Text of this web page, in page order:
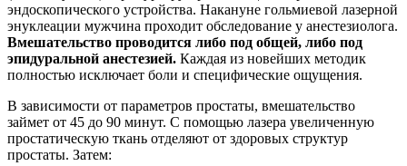
эндоскопического устройства. Накануне гольмиевой лазерной
энуклеации мужчина проходит обследование у анестезиолога.
Вмешательство проводится либо под общей, либо под
эпидуральной анестезией. Каждая из новейших методик
полностью исключает боли и специфические ощущения.
В зависимости от параметров простаты, вмешательство
займет от 45 до 90 минут. С помощью лазера увеличенную
простатическую ткань отделяют от здоровых структур
простаты. Затем: